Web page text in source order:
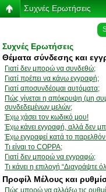
Συχνές Ερωτήσεις
Συχνές Ερωτήσεις
Θέματα σύνδεσης και
Γιατί δεν μπορώ να συνδεθώ;
Γιατί πρέπει να κάνω εγγραφή;
Γιατί αποσυνδέομαι αυτόματα;
Πώς γίνεται η απόκρυψη (μη
συνδεδεμένων μελών;
Έχω χάσει τον κωδικό μου!
Έχω κάνει εγγραφή, αλλά δεν
Έχω εγγραφεί κατά το
Τι είναι το COPPA;
Γιατί δεν μπορώ να εγγραφώ;
Τι κάνει η επιλογή “Διαγράψτε
Προφίλ Μέλους και
Πώς μπορώ να αλλάξω τις